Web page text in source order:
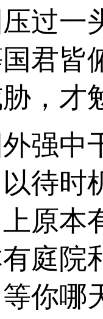
过一
君皆
，才
强中
待时
原本
庭院
你哪